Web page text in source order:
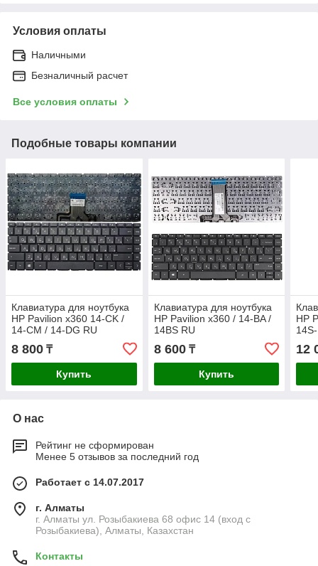
Условия оплаты
Наличными
Безналичный расчет
Все условия оплаты
Подобные товары компании
Клавиатура для ноутбука
HP Pavilion x360 14-CK /
14-CM / 14-DG RU
8 800 ₸
Купить
Клавиатура для ноутбука
HP Pavilion x360 / 14-BA /
14BS RU
8 600₸
Купить
HP
12
О нас
Рейтинг не сформирован
Менее 5 отзывов за последний год
Работает с 14.07.2017
г. Алматы
г. Алматы ул. Розыбакиева 68 офис 14 (вход с
Розыбакиева), Алматы, Казахстан
Контакты